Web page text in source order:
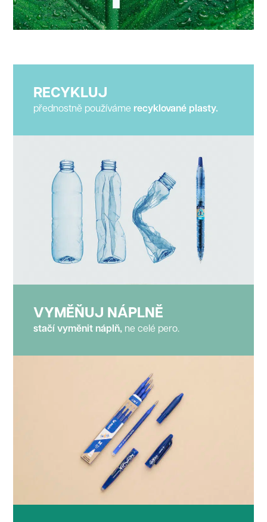
RECYKLUJ
přednostně používáme recyklované plasty.
VYMĚŇUJ NÁPLNĚ
stačí vyměnit náplň, ne celé pero.